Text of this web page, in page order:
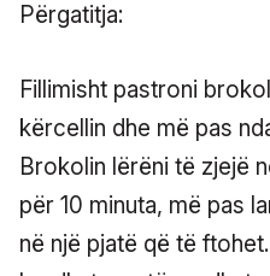
Përgatitja:
Fillimisht pastroni
kërcellin dhe më pas
Brokolin lërëni të zjejë
për 10 minuta, më pas
në një pjatë që të